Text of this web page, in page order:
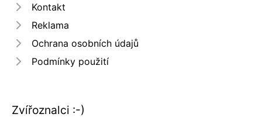
Kontakt
Reklama
Ochrana osobních údajů
Podmínky použití
Zvířoznalci :-)